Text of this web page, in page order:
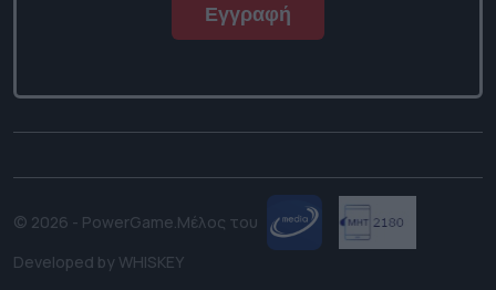
Εγγραφή
© 2026 - PowerGame.Μέλος του
Developed by WHISKEY